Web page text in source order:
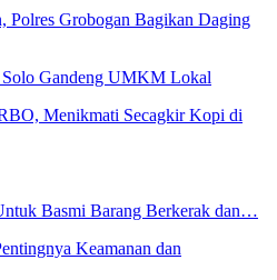
Polres Grobogan Bagikan Daging
Gandeng UMKM Lokal
Menikmati Secagkir Kopi di
Basmi Barang Berkerak dan…
Keamanan dan